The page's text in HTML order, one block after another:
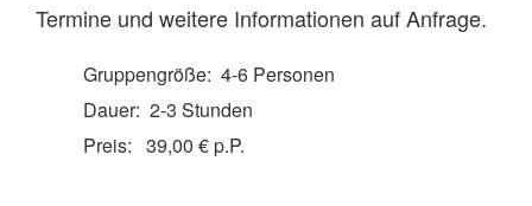
Termine und weitere Informationen auf Anfrage.
Gruppengröße: 4-6 Personen
Dauer: 2-3 Stunden
Preis: 39,00 € p.P.